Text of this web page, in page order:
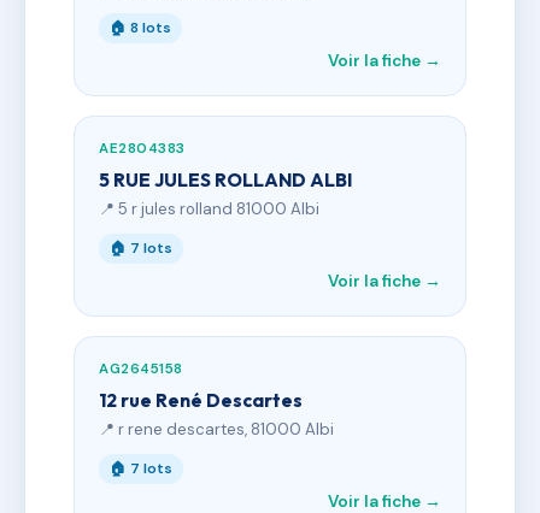
🏠 8 lots
Voir la fiche →
AE2804383
5 RUE JULES ROLLAND ALBI
📍 5 r jules rolland 81000 Albi
🏠 7 lots
Voir la fiche →
AG2645158
12 rue René Descartes
📍 r rene descartes, 81000 Albi
🏠 7 lots
Voir la fiche →